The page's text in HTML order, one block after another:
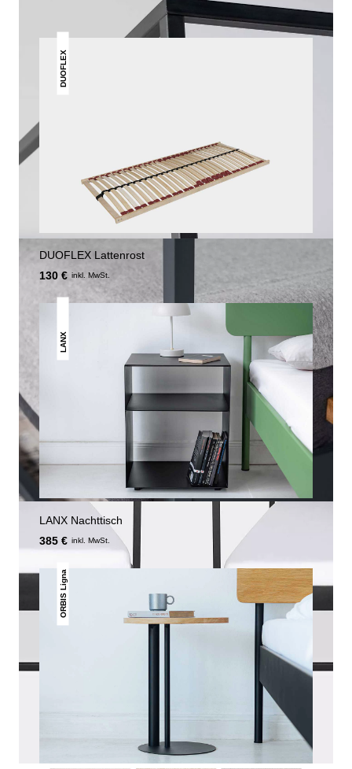
DUOFLEX
DUOFLEX Lattenrost
130 € inkl. MwSt.
LANX
LANX Nachttisch
385 € inkl. MwSt.
ORBIS Ligna